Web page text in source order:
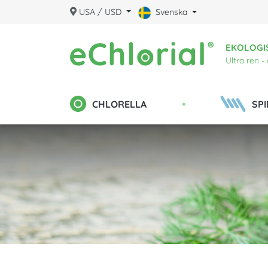
USA / USD Svenska
Ultra ren -
CHLORELLA •